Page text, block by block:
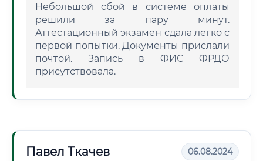
Небольшой сбой в системе оплаты
решили за пару минут.
Аттестационный экзамен сдала легко с
первой попытки. Документы прислали
почтой. Запись в ФИС ФРДО
присутствовала.
Павел Ткачев 06.08.2024